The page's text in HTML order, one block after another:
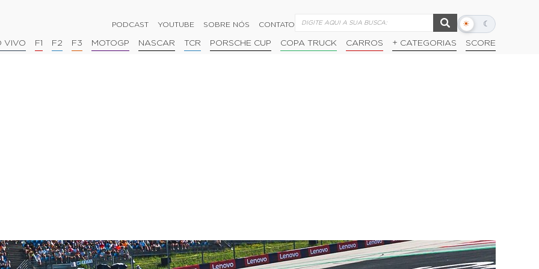
PODCAST YOUTUBE SOBRE NÓS CONTATO ☀ ☾
Alternar
escuro
VIVO F1 F2 F3 MOTOGP NASCAR TCR PORSCHE CUP COPA TRUCK CARROS + CATEGORIAS SCORE